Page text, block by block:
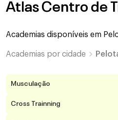
Atlas Centro de
Academias disponíveis em
Academias por cidade
Musculação
Cross Trainning